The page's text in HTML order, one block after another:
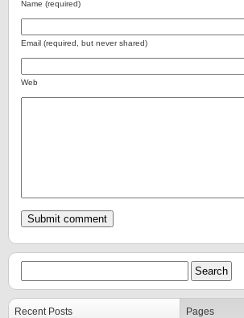
Name (required)
Email (required, but never shared)
Web
Recent Posts Pages